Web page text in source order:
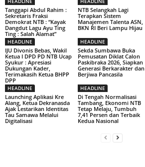
Tanggapi Abdul Rahim :
Sekretaris Fraksi
Demokrat NTB : “Kayak
Dangdut Lagu Ayu Ting
Ting : Salah Alamat”
NTB Selangkah Lagi
Terapkan Sistem
Manajemen Talenta ASN,
BKN RI Beri Lampu Hijau
HEADLINE
IJU Divonis Bebas, Wakil
Ketua I DPD PD NTB Ucap
Syukur : Apresiasi
Dukungan Kader,
Terimakasih Ketua BHPP
DPP
HEADLINE
Sekda Sumbawa Buka
Pemusatan Diklat Calon
Paskibraka 2026, Siapkan
Generasi Berkarakter dan
Berjiwa Pancasila
HEADLINE
Launching Aplikasi Kre
Alang, Ketua Dekranasda
Ajak Lestarikan Identitas
Tau Samawa Melalui
Digitalisasi
HEADLINE
Di Tengah Normalisasi
Tambang, Ekonomi NTB
Tetap Melaju, Tumbuh
7,41 Persen dan Terbaik
Kedua Nasional